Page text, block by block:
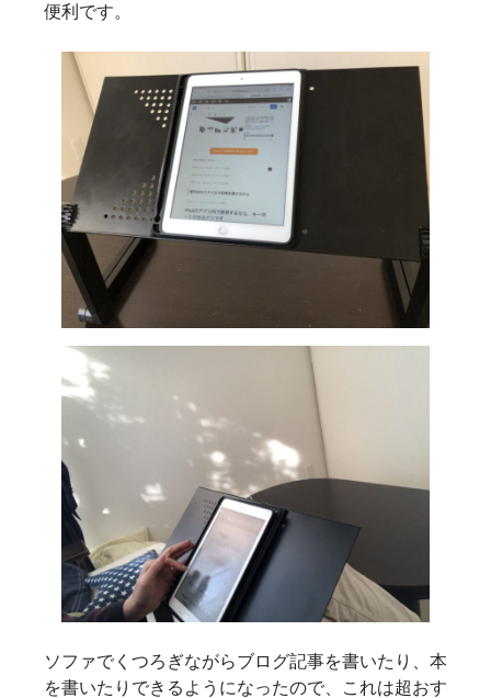
便利です。
ソファでくつろぎながらブログ記事を書いたり、本
を書いたりできるようになったので、これは超おす